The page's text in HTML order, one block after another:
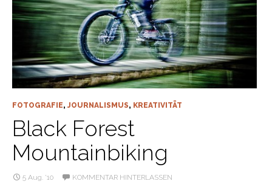
FOTOGRAFIE, JOURNALISMUS, KREATIVITÄT
Black Forest
Mountainbiking
5 Aug. ’10 KOMMENTAR HINTERLASSEN